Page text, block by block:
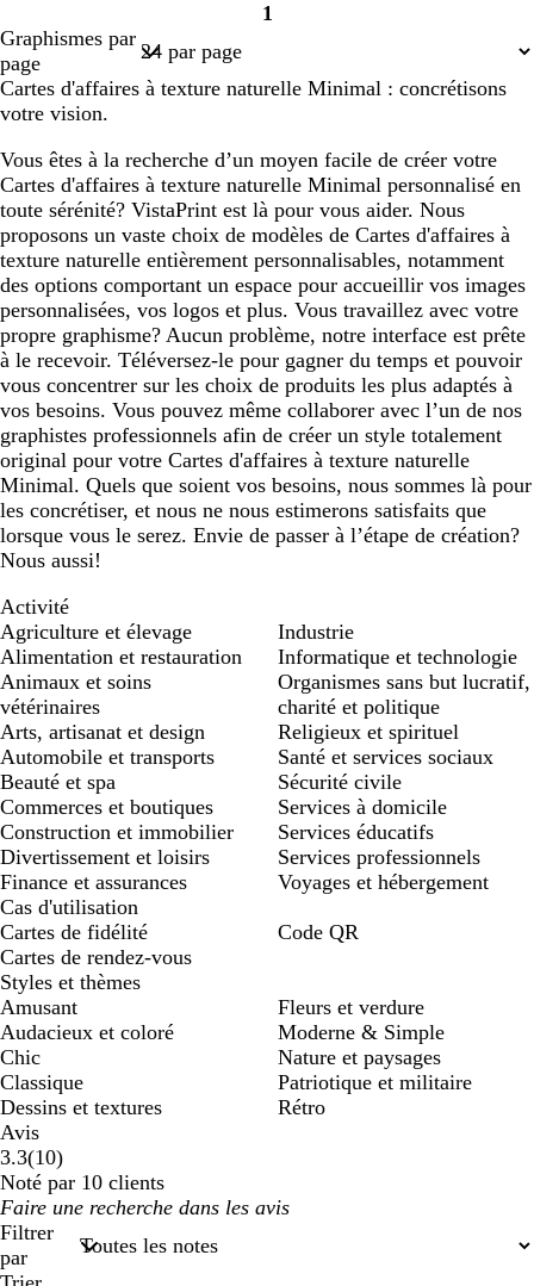
Page
1
Graphismes par
page
Cartes d'affaires à texture naturelle Minimal : concrétisons
votre vision.
Vous êtes à la recherche d’un moyen facile de créer votre
Cartes d'affaires à texture naturelle Minimal personnalisé en
toute sérénité? VistaPrint est là pour vous aider. Nous
proposons un vaste choix de modèles de Cartes d'affaires à
texture naturelle entièrement personnalisables, notamment
des options comportant un espace pour accueillir vos images
personnalisées, vos logos et plus. Vous travaillez avec votre
propre graphisme? Aucun problème, notre interface est prête
à le recevoir. Téléversez-le pour gagner du temps et pouvoir
vous concentrer sur les choix de produits les plus adaptés à
vos besoins. Vous pouvez même collaborer avec l’un de nos
graphistes professionnels afin de créer un style totalement
original pour votre Cartes d'affaires à texture naturelle
Minimal. Quels que soient vos besoins, nous sommes là pour
les concrétiser, et nous ne nous estimerons satisfaits que
lorsque vous le serez. Envie de passer à l’étape de création?
Nous aussi!
Activité
Agriculture et élevage
Alimentation et restauration
Animaux et soins
vétérinaires
Arts, artisanat et design
Automobile et transports
Beauté et spa
Commerces et boutiques
Construction et immobilier
Divertissement et loisirs
Finance et assurances
Industrie
Informatique et technologie
Organismes sans but lucratif,
charité et politique
Religieux et spirituel
Santé et services sociaux
Sécurité civile
Services à domicile
Services éducatifs
Services professionnels
Voyages et hébergement
Cas d'utilisation
Cartes de fidélité
Cartes de rendez-vous
Code QR
Styles et thèmes
Amusant
Audacieux et coloré
Chic
Classique
Dessins et textures
Fleurs et verdure
Moderne & Simple
Nature et paysages
Patriotique et militaire
Rétro
Avis
3.3(1010
avis
)
Noté par 10 clients
Mes
saisies
de
Filtrer
par